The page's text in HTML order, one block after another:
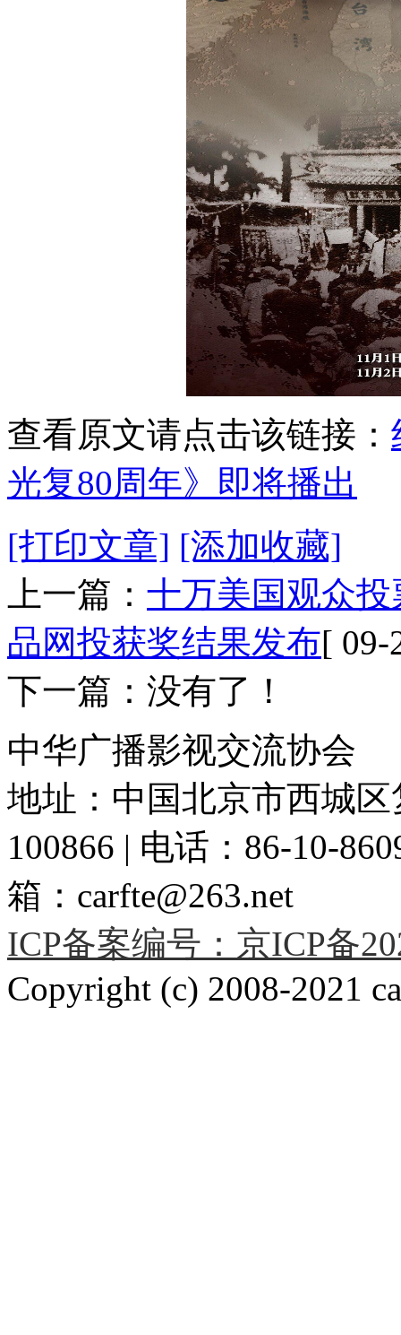
查看原文请点击该链接：
光复80周年》即将播出
[打印文章] [添加收藏]
上一篇： 十万美国观众
品网投获奖结果发布[ 09-
下一篇：没有了！
中华广播影视交流协会
地址：中国北京市西城
100866 | 电话：86-10-
箱：carfte@263.net
ICP备案编号：京ICP备
Copyright (c) 2008-2021